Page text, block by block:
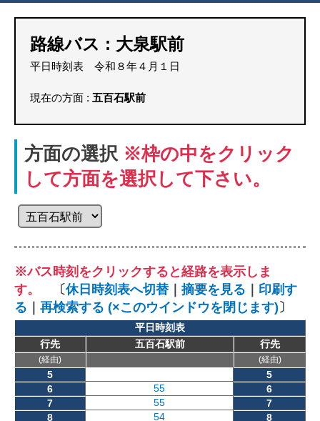
路線バス : 大泉駅前
平日時刻表 令和８年４月１日
現在の方面 : 五百石駅前
方面の選択※枠の中をクリック
して方面を選択して下さい。
※バス時刻をクリックすると経路を表示しま
す。
〔休日時刻表へ切替｜ 摘要を見る
印刷す
る
再検索する (×このウインドウを閉じます)〕
平日時刻表
行先
五百石駅前 行先
(経由) (経由)
5
5
6
55
6
7
55
7
8
54
8